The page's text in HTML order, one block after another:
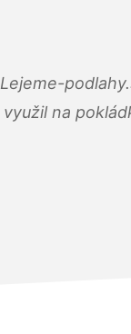
Lejeme-
využil na